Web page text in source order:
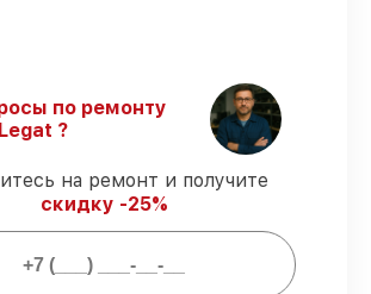
– ремонт
Legat без бесконечных
– на все услуги
для тепловизоров Legat
длительная гарантия.
по ремонту
?
на ремонт и получите
скидку -25%